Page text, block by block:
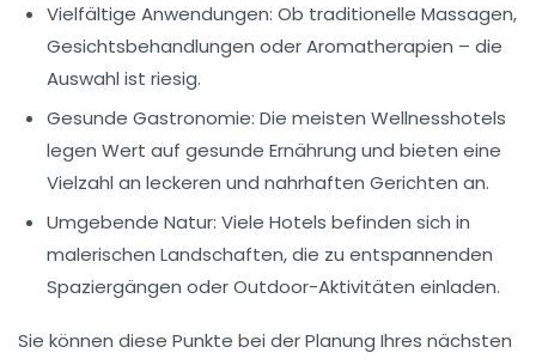
Vielfältige Anwendungen: Ob traditionelle Massagen,
Gesichtsbehandlungen oder Aromatherapien – die
Auswahl ist riesig.
Gesunde Gastronomie: Die meisten Wellnesshotels
legen Wert auf gesunde Ernährung und bieten eine
Vielzahl an leckeren und nahrhaften Gerichten an.
Umgebende Natur: Viele Hotels befinden sich in
malerischen Landschaften, die zu entspannenden
Spaziergängen oder Outdoor-Aktivitäten einladen.
Sie können diese Punkte bei der Planung Ihres nächsten